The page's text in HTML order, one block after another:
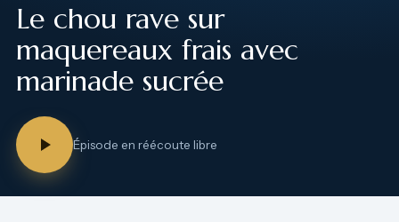
Le chou rave sur
maquereaux frais avec
marinade sucrée
Épisode en réécoute libre